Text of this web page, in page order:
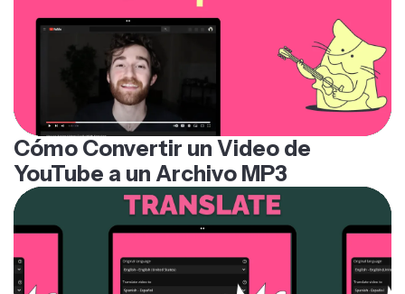
Cómo Convertir un Video de
YouTube a un Archivo MP3